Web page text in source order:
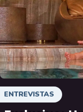
ENTREVISTAS